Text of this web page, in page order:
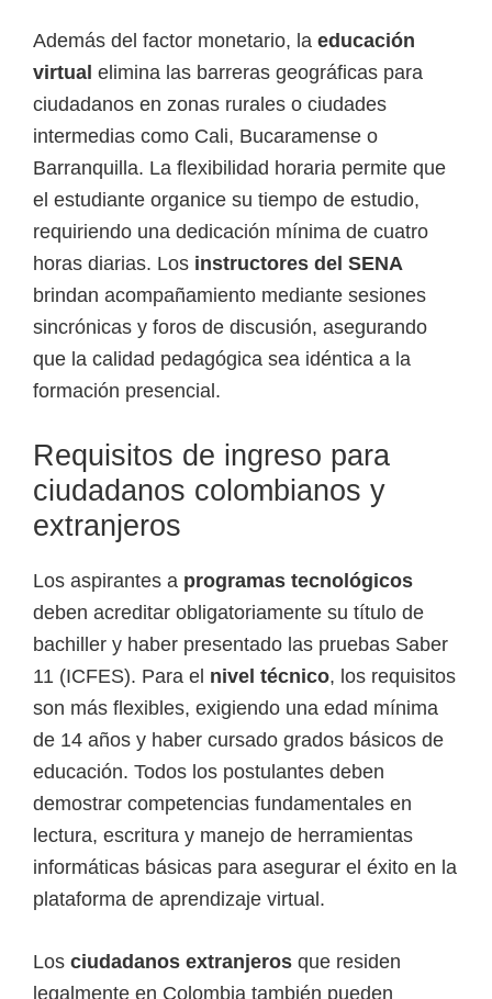
Además del factor monetario, la educación
virtual elimina las barreras geográficas para
ciudadanos en zonas rurales o ciudades
intermedias como Cali, Bucaramense o
Barranquilla. La flexibilidad horaria permite que
el estudiante organice su tiempo de estudio,
requiriendo una dedicación mínima de cuatro
horas diarias. Los instructores del SENA
brindan acompañamiento mediante sesiones
sincrónicas y foros de discusión, asegurando
que la calidad pedagógica sea idéntica a la
formación presencial.
Requisitos de ingreso para
ciudadanos colombianos y
extranjeros
Los aspirantes a programas tecnológicos
deben acreditar obligatoriamente su título de
bachiller y haber presentado las pruebas Saber
11 (ICFES). Para el nivel técnico, los requisitos
son más flexibles, exigiendo una edad mínima
de 14 años y haber cursado grados básicos de
educación. Todos los postulantes deben
demostrar competencias fundamentales en
lectura, escritura y manejo de herramientas
informáticas básicas para asegurar el éxito en la
plataforma de aprendizaje virtual.
Los ciudadanos extranjeros que residen
legalmente en Colombia también pueden